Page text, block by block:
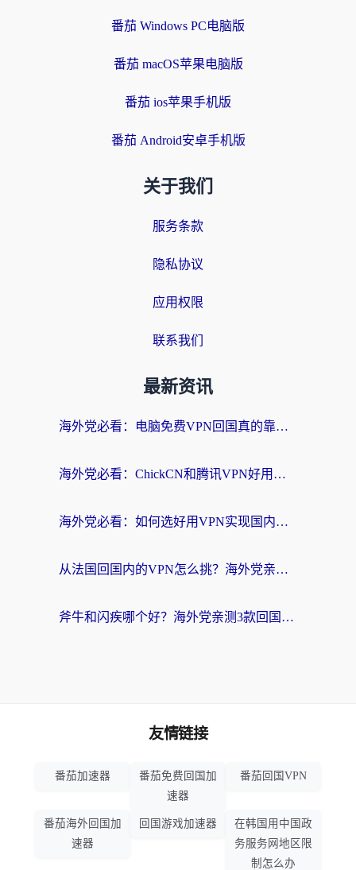
番茄 Windows PC电脑版
番茄 macOS苹果电脑版
番茄 ios苹果手机版
番茄 Android安卓手机版
关于我们
服务条款
隐私协议
应用权限
联系我们
最新资讯
海外党必看：电脑免费VPN回国真的靠谱吗？附实测对比与最优方案指南
海外党必看：ChickCN和腾讯VPN好用吗？3招选对回国加速器，告别地区限制
海外党必看：如何选好用VPN实现国内资源无缝访问？从越南到全球都适用
从法国回国内的VPN怎么挑？海外党亲测：稳定、多端、安全才是关键
斧牛和闪疾哪个好？海外党亲测3款回国加速器，教你选到不踩坑的那一款
友情链接
番茄加速器
番茄免费回国加
速器
番茄回国VPN
番茄海外回国加
速器
回国游戏加速器
在韩国用中国政
务服务网地区限
制怎么办